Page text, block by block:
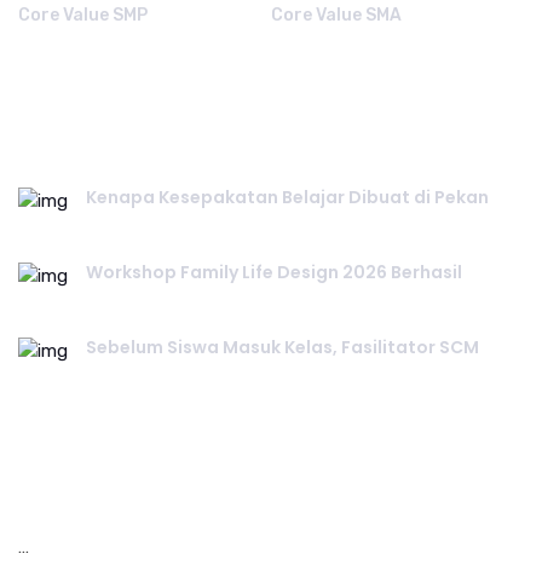
Core Value SMP Core Value SMA
Kenapa Kesepakatan Belajar Dibuat di Pekan
Workshop Family Life Design 2026 Berhasil
Sebelum Siswa Masuk Kelas, Fasilitator SCM
…